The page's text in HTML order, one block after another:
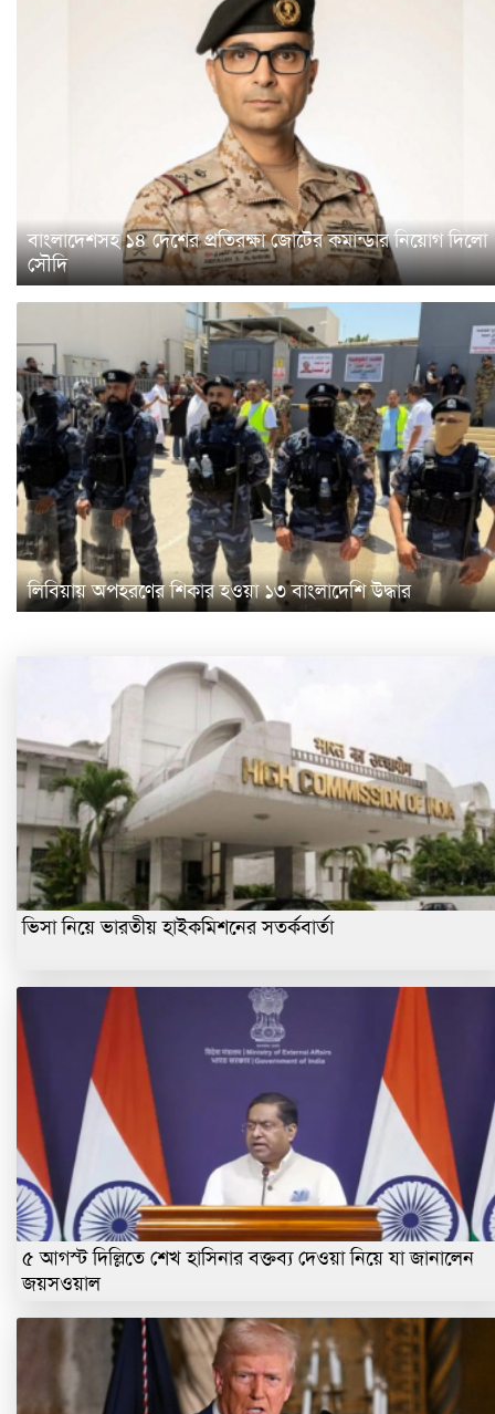
বাংলাদেশসহ ১৪ দেশের প্রতিরক্ষা জোটের কমান্ডার নিয়োগ দিলো
সৌদি
লিবিয়ায় অপহরণের শিকার হওয়া ১৩ বাংলাদেশি উদ্ধার
ভিসা নিয়ে ভারতীয় হাইকমিশনের সতর্কবার্তা
৫ আগস্ট দিল্লিতে শেখ হাসিনার বক্তব্য দেওয়া নিয়ে যা জানালেন
জয়সওয়াল